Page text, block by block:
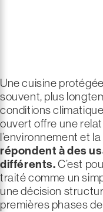
Une cuisine
souvent, plus
conditions
ouvert offre une
l’environnement et
répondent à des
différents.C’est
traité comme un
une décision
premières phases